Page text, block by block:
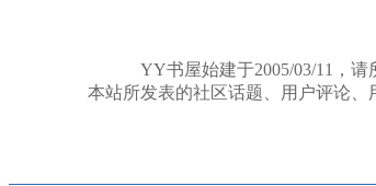
YY书屋始建于2005/03/11，
本站所发表的社区话题、用户评论